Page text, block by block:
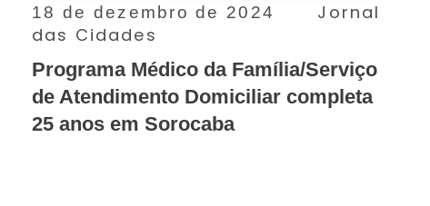
18 de dezembro de 2024
Jornal
das Cidades
Programa Médico da Família/Serviço
de Atendimento Domiciliar completa
25 anos em Sorocaba